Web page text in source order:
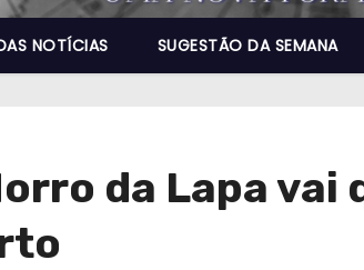
NOTÍCIAS SUGESTÃO DA SEMANA
da Lapa vai